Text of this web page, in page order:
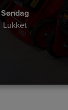
Søndag
Lukket